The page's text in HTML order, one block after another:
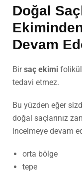
Doğal
Ekimi
Devam
Birsaç ekimi
tedavi etmez.
Bu yüzden eğer
doğal saçlarınız
incelmeye devam
orta bölge
tepe